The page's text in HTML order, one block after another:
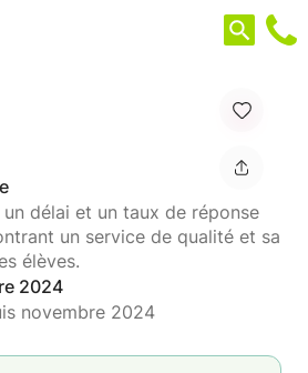
délai et un taux de réponse
un service de qualité et sa
élèves.
2024
novembre 2024